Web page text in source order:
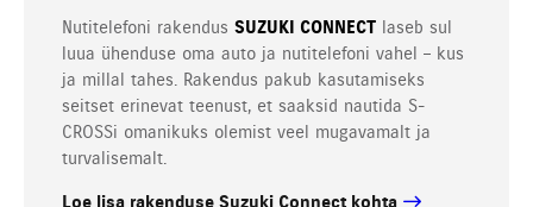
Nutitelefoni rakendus SUZUKI CONNECT laseb sul
luua ühenduse oma auto ja nutitelefoni vahel – kus
ja millal tahes. Rakendus pakub kasutamiseks
seitset erinevat teenust, et saaksid nautida S-
CROSSi omanikuks olemist veel mugavamalt ja
turvalisemalt.
Loe lisa rakenduse Suzuki Connect kohta